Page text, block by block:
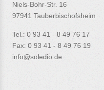
Niels-Bohr-Str. 16
97941 Tauberbischofsheim
Tel.: 0 93 41 - 8 49 76 17
Fax: 0 93 41 - 8 49 76 19
info@soledio.de